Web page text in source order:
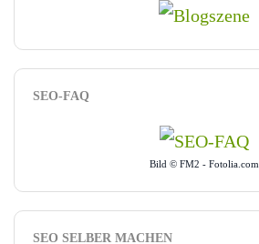
SEO-FAQ
Bild © FM2 - Fotolia.com
SEO SELBER MACHEN